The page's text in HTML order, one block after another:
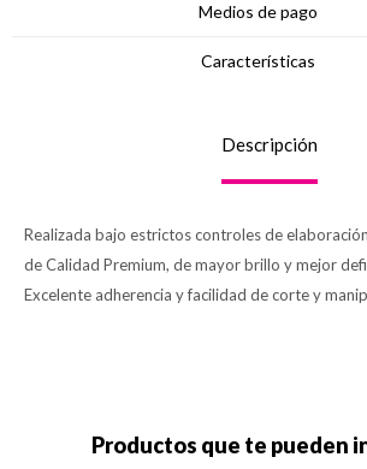
Medios de pago
Características
Descripción
Realizada bajo estrictos controles de
de Calidad Premium, de mayor brillo y mejor
Excelente adherencia y facilidad de corte y
Productos que te pueden